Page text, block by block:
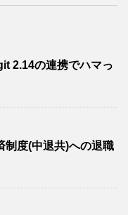
2.14の連携でハマっ
制度(中退共)への退職